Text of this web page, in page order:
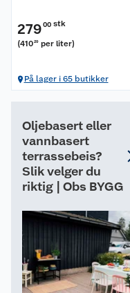
27900 stk
(41029 per liter)
På lager i 65 butikker
Oljebasert eller
vannbasert
terrassebeis?
Slik velger du
riktig | Obs BYGG